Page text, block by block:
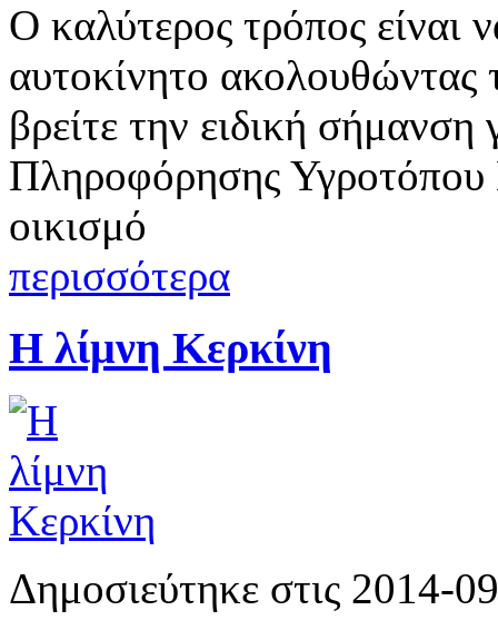
Ο καλύτερος τρόπος είναι
αυτοκίνητο ακολουθώντας
βρείτε την ειδική
Πληροφόρησης Υγροτόπου
οικισμό
περισσότερα
Η λίμνη Κερκίνη
Δημοσιεύτηκε στις 2014-